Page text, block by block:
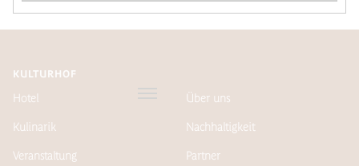
KULTURHOF
Hotel
Kulinarik
Veranstaltung
Über uns
Nachhaltigkeit
Partner